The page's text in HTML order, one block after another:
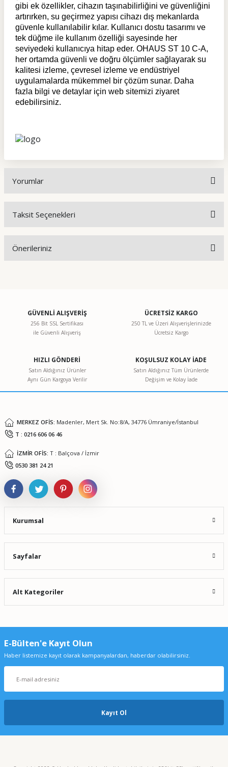
gibi ek özellikler, cihazın taşınabilirliğini ve güvenliğini
artırırken, su geçirmez yapısı cihazı dış mekanlarda
güvenle kullanılabilir kılar. Kullanıcı dostu tasarımı ve
tek düğme ile kullanım özelliği sayesinde her
seviyedeki kullanıcıya hitap eder. OHAUS ST 10 C-A,
her ortamda güvenli ve doğru ölçümler sağlayarak su
kalitesi izleme, çevresel izleme ve endüstriyel
uygulamalarda mükemmel bir çözüm sunar. Daha
fazla bilgi ve detaylar için web sitemizi ziyaret
edebilirsiniz.
Yorumlar
Taksit Seçenekleri
Önerileriniz
Görüş ve önerileriniz için teşekkür ederiz.
Ürün resmi kalitesiz, bozuk veya görüntülenemiyor.
Ürün bilgilerinde hatalar bulunuyor.
Ürün fiyatı diğer sitelerden daha pahalı.
GÜVENLİ ALIŞVERİŞ
256 Bit SSL Sertifikası
ile Güvenli Alışveriş
ÜCRETSİZ KARGO
250 TL ve Üzeri Alışverişlerinizde
Ücretsiz Kargo
HIZLI GÖNDERİ
Satın Aldığınız Ürünler
Aynı Gün Kargoya Verilir
KOŞULSUZ KOLAY İADE
Satın Aldığınız Tüm Ürünlerde
Değişim ve Kolay İade
MERKEZ OFİS: Madenler, Mert Sk. No:8/A, 34776 Ümraniye/İstanbul
T : 0216 606 06 46
İZMİR OFİS: T : Balçova / İzmir
0530 381 24 21
Kurumsal
Sayfalar
Alt Kategoriler
E-Bülten'e Kayıt Olun
Haber listemize kayıt olarak kampanyalardan, haberdar olabilirsiniz.
Kayıt Ol